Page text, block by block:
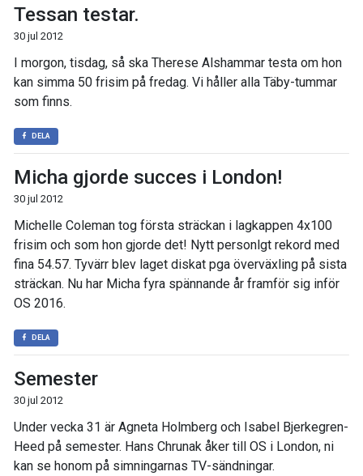
Tessan testar.
30 jul 2012
I morgon, tisdag, så ska Therese Alshammar testa om hon
kan simma 50 frisim på fredag. Vi håller alla Täby-tummar
som finns.
DELA
Micha gjorde succes i London!
30 jul 2012
Michelle Coleman tog första sträckan i lagkappen 4x100
frisim och som hon gjorde det! Nytt personlgt rekord med
fina 54.57. Tyvärr blev laget diskat pga överväxling på sista
sträckan. Nu har Micha fyra spännande år framför sig inför
OS 2016.
DELA
Semester
30 jul 2012
Under vecka 31 är Agneta Holmberg och Isabel Bjerkegren-
Heed på semester. Hans Chrunak åker till OS i London, ni
kan se honom på simningarnas TV-sändningar.